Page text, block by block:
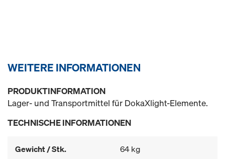
WEITERE INFORMATIONEN
PRODUKTINFORMATION
Lager- und Transportmittel für DokaXlight-Elemente.
TECHNISCHE INFORMATIONEN
Gewicht / Stk. 64 kg